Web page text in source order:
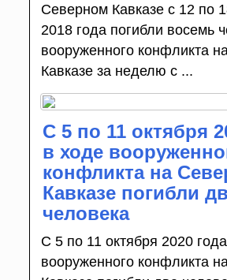
Северном Кавказе с 12 по
2018 года погибли восемь
вооруженного конфликта
Кавказе за неделю с ...
С 5 по 11 октября
в ходе
конфликта на
Кавказе погибли
человека
С 5 по 11 октября 2020
вооруженного конфликта